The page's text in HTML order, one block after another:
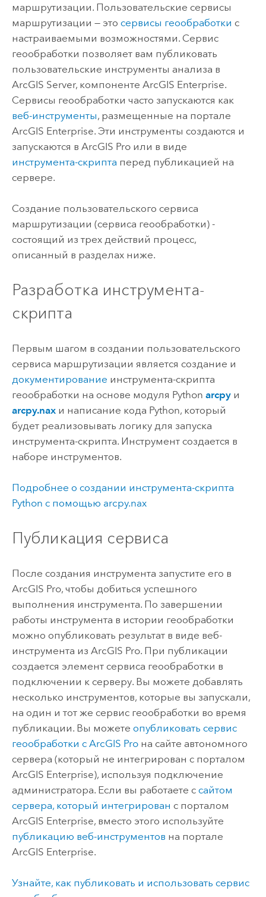
маршрутизации. Пользовательские сервисы
маршрутизации — это сервисы геообработки с
настраиваемыми возможностями. Сервис
геообработки позволяет вам публиковать
пользовательские инструменты анализа в
ArcGIS Server, компоненте ArcGIS Enterprise.
Сервисы геообработки часто запускаются как
веб-инструменты, размещенные на портале
ArcGIS Enterprise. Эти инструменты создаются и
запускаются в ArcGIS Proили в виде
инструмента-скрипта перед публикацией на
сервере.
Создание пользовательского сервиса
маршрутизации (сервиса геообработки) -
состоящий из трех действий процесс,
описанный в разделах ниже.
Разработка инструмента-
скрипта
Первым шагом в создании пользовательского
сервиса маршрутизации является создание и
документирование инструмента-скрипта
геообработки на основе модуля Python arcpyи
arcpy.naxи написание кода Python, который
будет реализовывать логику для запуска
инструмента-скрипта. Инструмент создается в
наборе инструментов.
Подробнее о создании инструмента-скрипта
Python с помощью arcpy.nax
Публикация сервиса
После создания инструмента запустите его в
ArcGIS Pro, чтобы добиться успешного
выполнения инструмента. По завершении
работы инструмента в истории геообработки
можно опубликовать результат в виде веб-
инструмента из ArcGIS Pro. При публикации
создается элемент сервиса геообработки в
подключении к серверу. Вы можете добавлять
несколько инструментов, которые вы запускали,
на один и тот же сервис геообработки во время
публикации. Вы можете опубликовать сервис
геообработки с ArcGIS Proна сайте автономного
сервера (который не интегрирован с порталом
ArcGIS Enterprise), используя подключение
администратора. Если вы работаете с сайтом
сервера, который интегрирован с порталом
ArcGIS Enterprise, вместо этого используйте
публикацию веб-инструментов на портале
ArcGIS Enterprise.
Узнайте, как публиковать и использовать сервис